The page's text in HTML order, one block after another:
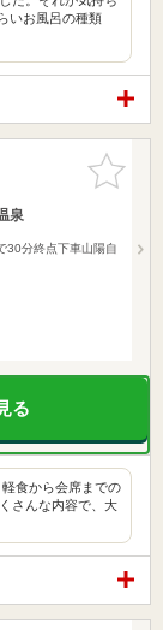
いお風呂の種類
お気に入
りに追加
泉
30分終点下車山陽自
る
食から会席までの
さんな内容で、大